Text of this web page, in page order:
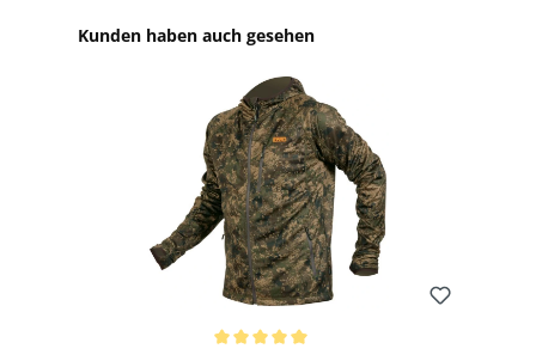
Produktgalerie überspringen
Kunden haben auch gesehen